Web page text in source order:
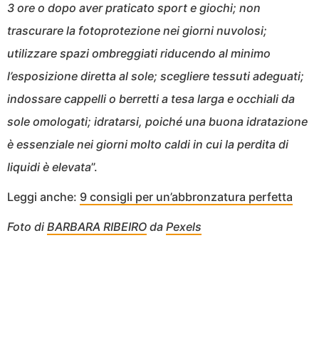
3 ore o dopo aver praticato sport e giochi; non
trascurare la fotoprotezione nei giorni nuvolosi;
utilizzare spazi ombreggiati riducendo al minimo
l’esposizione diretta al sole; scegliere tessuti adeguati;
indossare cappelli o berretti a tesa larga e occhiali da
sole omologati; idratarsi, poiché una buona idratazione
è essenziale nei giorni molto caldi in cui la perdita di
liquidi è elevata”.
Leggi anche: 9 consigli per un’abbronzatura perfetta
Foto di BARBARA RIBEIRO da Pexels